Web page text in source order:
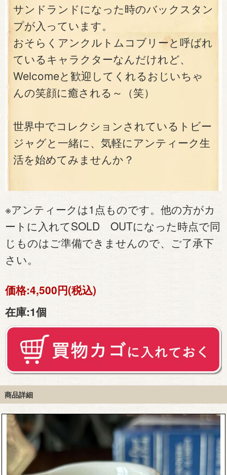
サンドランドになった時のバックスタン
プが入っています。
おそらくアンクルトムコブリーと呼ばれ
ているキャラクターなんだけれど、
Welcomeと歓迎してくれるおじいちゃ
んの笑顔に癒される～（笑）
世界中でコレクションされているトビー
ジャグと一緒に、気軽にアンティーク生
活を始めてみませんか？
※アンティークは1点ものです。他の方がカ
ートに入れてSOLD OUTになった時点で同
じものはご準備できませんので、ご了承下
さい。
価格:4,500円(税込)
在庫:1個
商品詳細